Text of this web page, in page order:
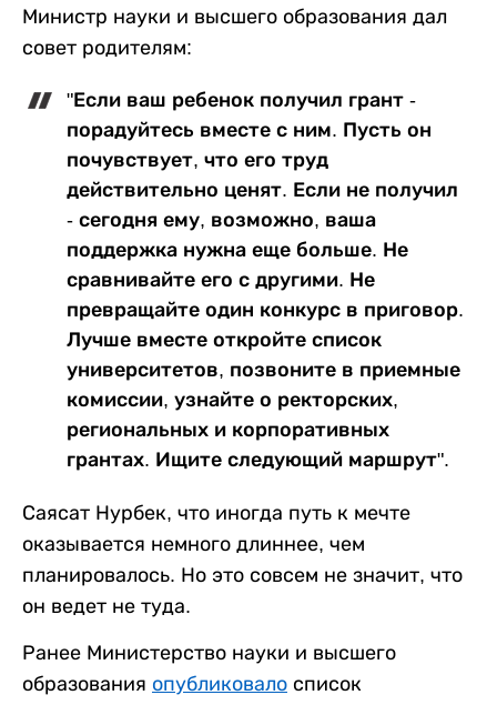
Министр науки и высшего образования дал
совет родителям:
"Если ваш ребенок получил грант -
порадуйтесь вместе с ним. Пусть он
почувствует, что его труд
действительно ценят. Если не получил
- сегодня ему, возможно, ваша
поддержка нужна еще больше. Не
сравнивайте его с другими. Не
превращайте один конкурс в приговор.
Лучше вместе откройте список
университетов, позвоните в приемные
комиссии, узнайте о ректорских,
региональных и корпоративных
грантах. Ищите следующий маршрут".
Саясат Нурбек, что иногда путь к мечте
оказывается немного длиннее, чем
планировалось. Но это совсем не значит, что
он ведет не туда.
Ранее Министерство науки и высшего
образования опубликовало список